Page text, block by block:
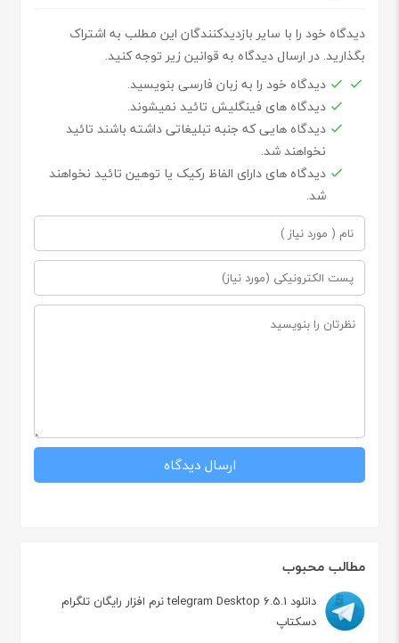
مطالب محبوب
دانلود telegram Desktop 6.5.1 نرم افزار رایگان تلگرام
دسکتاپ
دیدگاه خود را با سایر بازدیدکنندگان این مطلب به اشتراک
بگذارید. در ارسال دیدگاه به قوانین زیر توجه کنید.
دیدگاه خود را به زبان فارسی بنویسید.
دیدگاه های فینگلیش تائید نمیشوند.
دیدگاه هایی که جنبه تبلیغاتی داشته باشند تائید
نخواهند شد.
دیدگاه های دارای الفاظ رکیک یا توهین تائید نخواهند
شد.